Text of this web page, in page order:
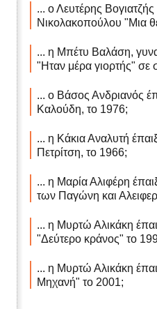
... ο Λευτέρης
Νικολακοπούλου "Μια
... η Μπέτυ Βαλάση,
"Ηταν μέρα γιορτής"
... ο Βάσος Ανδριανός
Καλούδη, το 1976;
... η Κάκια Αναλυτή
Πετρίτση, το 1966;
... η Μαρία Αλιφέρη
των Παγώνη και
... η Μυρτώ Αλικάκη
"Δεύτερο κράνος" το
... η Μυρτώ Αλικάκη
Μηχανή" το 2001;